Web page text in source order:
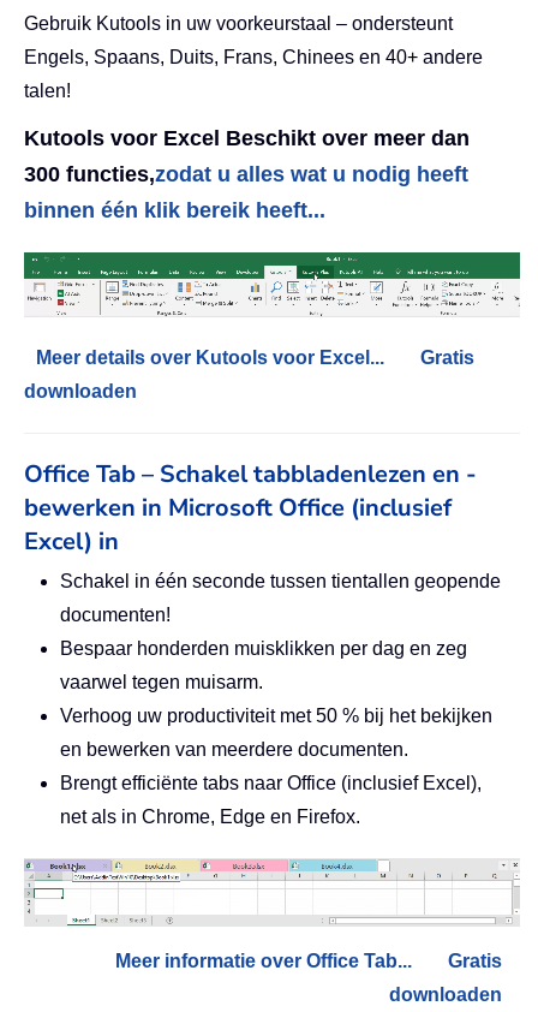
Gebruik Kutools in uw voorkeurstaal – ondersteunt
Engels, Spaans, Duits, Frans, Chinees en 40+ andere
talen!
Kutools voor Excel Beschikt over meer dan
300 functies,zodat u alles wat u nodig heeft
binnen één klik bereik heeft...
Meer details over Kutools voor Excel...
Gratis
downloaden
Office Tab – Schakel tabbladenlezen en -
bewerken in Microsoft Office (inclusief
Excel) in
Schakel in één seconde tussen tientallen geopende
documenten!
Bespaar honderden muisklikken per dag en zeg
vaarwel tegen muisarm.
Verhoog uw productiviteit met 50 % bij het bekijken
en bewerken van meerdere documenten.
Brengt efficiënte tabs naar Office (inclusief Excel),
net als in Chrome, Edge en Firefox.
Meer informatie over Office Tab...
Gratis
downloaden